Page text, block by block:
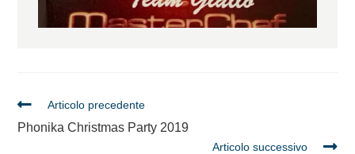
Articolo precedente
Phonika Christmas Party 2019
Articolo successivo